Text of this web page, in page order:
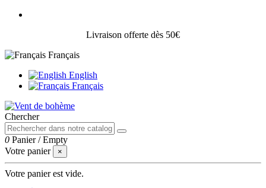
Livraison offerte dès 50€
Français
English
Français
Chercher
0 Panier/Empty
Votre panier
×
Votre panier est vide.